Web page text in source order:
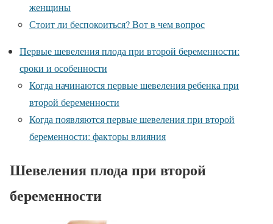
женщины
Стоит ли беспокоиться? Вот в чем вопрос
Первые шевеления плода при второй беременности:
сроки и особенности
Когда начинаются первые шевеления ребенка при
второй беременности
Когда появляются первые шевеления при второй
беременности: факторы влияния
Шевеления плода при второй
беременности